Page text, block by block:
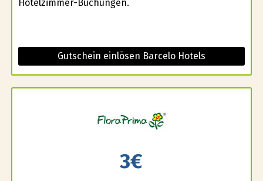
Hotelzimmer-Buchungen.
Gutschein einlösen Barcelo Hotels
3€